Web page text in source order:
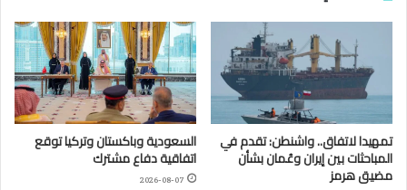
تمهيدا لاتفاق.. واشنطن: تقدم في
المباحثات بين إيران وعُمان بشأن
مضيق هرمز
السعودية وباكستان وتركيا توقع
اتفاقية دفاع مشترك
2026-08-07